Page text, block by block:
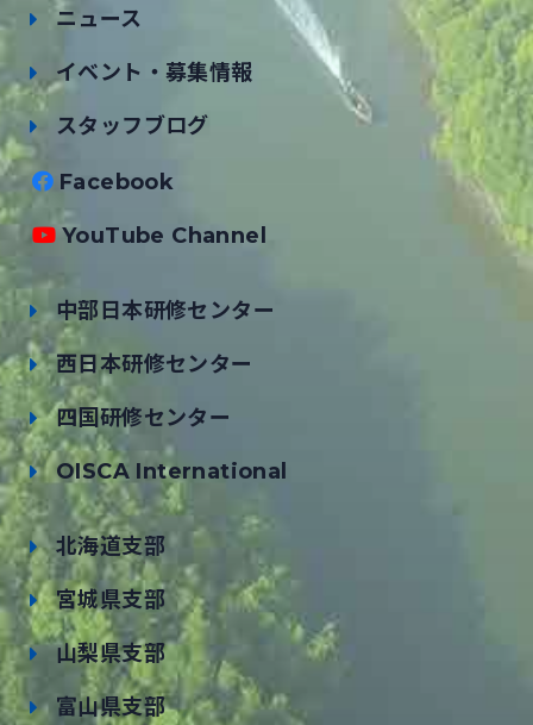
ニュース
イベント・募集情報
スタッフブログ
Facebook
YouTube Channel
中部日本研修センター
西日本研修センター
四国研修センター
OISCA International
北海道支部
宮城県支部
山梨県支部
富山県支部